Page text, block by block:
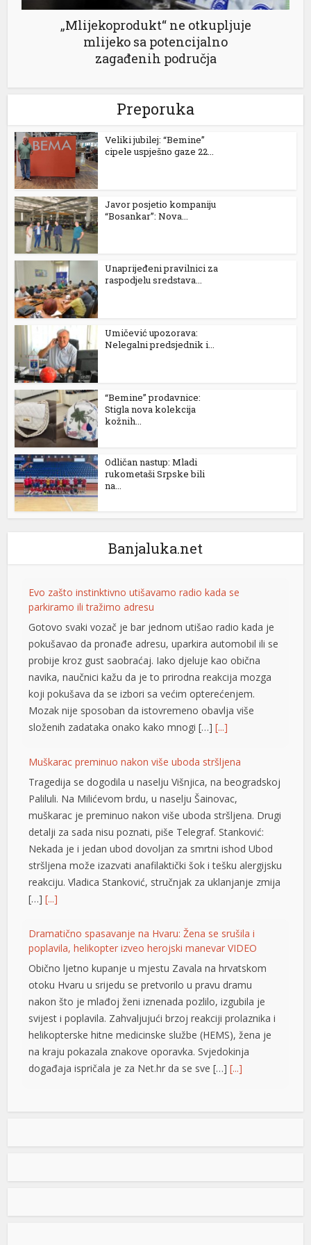
„Mlijekoprodukt“ ne otkupljuje
mlijeko sa potencijalno
zagađenih područja
Preporuka
Veliki jubilej: “Bemine”
cipele uspješno gaze 22...
Javor posjetio kompaniju
“Bosankar”: Nova...
Unaprijeđeni pravilnici za
raspodjelu sredstava...
Umičević upozorava:
Nelegalni predsjednik i...
“Bemine” prodavnice:
Stigla nova kolekcija
kožnih...
Odličan nastup: Mladi
rukometaši Srpske bili
na...
Banjaluka.net
Evo zašto instinktivno utišavamo radio kada se
parkiramo ili tražimo adresu
Gotovo svaki vozač je bar jednom utišao radio kada je
pokušavao da pronađe adresu, uparkira automobil ili se
probije kroz gust saobraćaj. Iako djeluje kao obična
navika, naučnici kažu da je to prirodna reakcija mozga
koji pokušava da se izbori sa većim opterećenjem.
Mozak nije sposoban da istovremeno obavlja više
složenih zadataka onako kako mnogi […][...]
Muškarac preminuo nakon više uboda stršljena
Tragedija se dogodila u naselju Višnjica, na beogradskoj
Paliluli. Na Milićevom brdu, u naselju Šainovac,
muškarac je preminuo nakon više uboda stršljena. Drugi
detalji za sada nisu poznati, piše Telegraf. Stanković:
Nekada je i jedan ubod dovoljan za smrtni ishod Ubod
stršljena može izazvati anafilaktički šok i tešku alergijsku
reakciju. Vladica Stanković, stručnjak za uklanjanje zmija
[…][...]
Dramatično spasavanje na Hvaru: Žena se srušila i
poplavila, helikopter izveo herojski manevar VIDEO
Obično ljetno kupanje u mjestu Zavala na hrvatskom
otoku Hvaru u srijedu se pretvorilo u pravu dramu
nakon što je mlađoj ženi iznenada pozlilo, izgubila je
svijest i poplavila. Zahvaljujući brzoj reakciji prolaznika i
helikopterske hitne medicinske službe (HEMS), žena je
na kraju pokazala znakove oporavka. Svjedokinja
događaja ispričala je za Net.hr da se sve […][...]